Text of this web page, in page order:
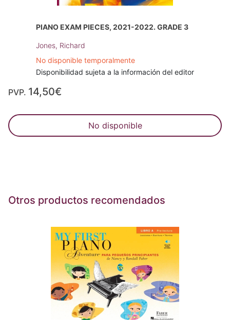
PIANO EXAM PIECES, 2021-2022. GRADE 3
Jones, Richard
No disponible temporalmente
Disponibilidad sujeta a la información del editor
PVP. 14,50€
No disponible
Otros productos recomendados